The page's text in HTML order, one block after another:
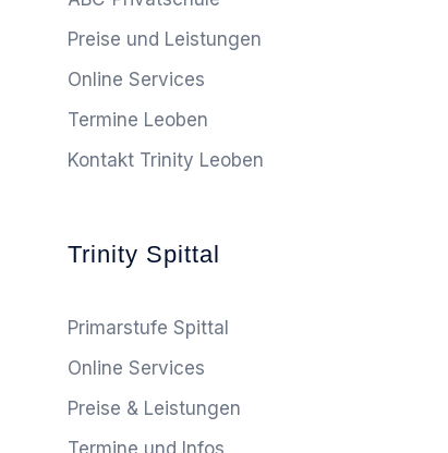
Preise und Leistungen
Online Services
Termine Leoben
Kontakt Trinity Leoben
Trinity Spittal
Primarstufe Spittal
Online Services
Preise & Leistungen
Termine und Infos